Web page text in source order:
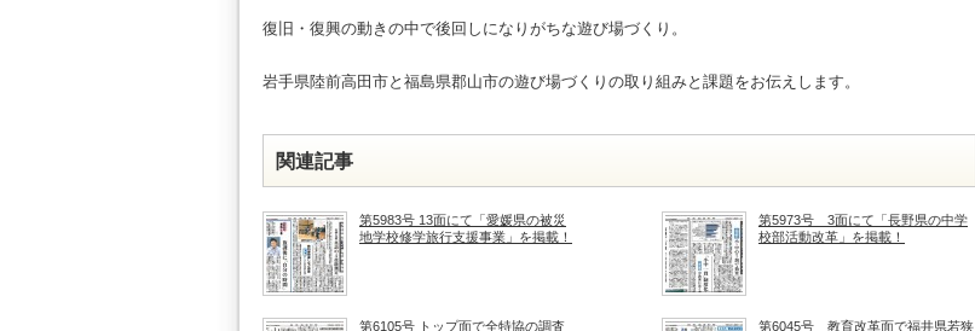
復旧・復興の動きの中で後回しになりがちな遊び場づくり。
岩手県陸前高田市と福島県郡山市の遊び場づくりの取り組みと課題をお伝えします。
関連記事
第5983号 13面にて「愛媛県の被災
地学校修学旅行支援事業」を掲載！
第5973号 3面にて「長野県の中学
校部活動改革」を掲載！
第6105号 トップ面で全特協の調査 第6045号 教育改革面で福井県若狭